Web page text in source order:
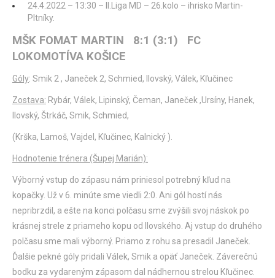
24.4.2022 – 13:30 – II.Liga MD – 26.kolo – ihrisko Martin-
Pltníky.
MŠK FOMAT MARTIN 8:1 (3:1) FC
LOKOMOTÍVA KOŠICE
Góly: Smik 2 , Janeček 2, Schmied, Ilovský, Válek, Kľučinec
Zostava: Rybár, Válek, Lipinský, Čeman, Janeček ,Ursíny, Hanek,
Ilovský, Štrkáč, Smik, Schmied,
(Krška, Lamoš, Vajdel, Kľučinec, Kalnický ).
Hodnotenie trénera (Šupej Marián):
Výborný vstup do zápasu nám priniesol potrebný kľud na
kopačky. Už v 6. minúte sme viedli 2:0. Ani gól hostí nás
nepribrzdil, a ešte na konci polčasu sme zvýšili svoj náskok po
krásnej strele z priameho kopu od Ilovského. Aj vstup do druhého
polčasu sme mali výborný. Priamo z rohu sa presadil Janeček.
Ďalšie pekné góly pridali Válek, Smik a opäť Janeček. Záverečnú
bodku za vydareným zápasom dal nádhernou strelou Kľučinec.